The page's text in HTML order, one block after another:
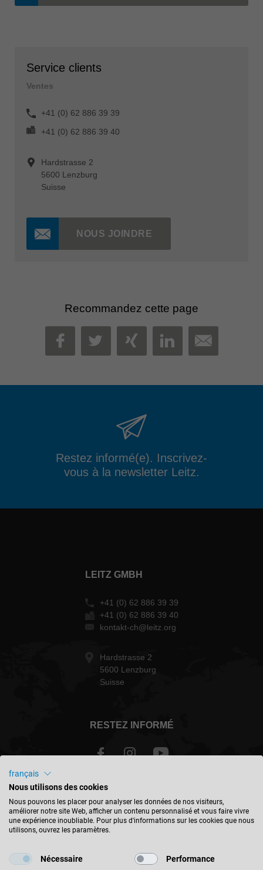
Service clients
Ventes
+41 (0) 62 886 39 39
+41 (0) 62 886 39 40
Hardstrasse 2
5600 Lenzburg
Suisse
NOUS JOINDRE
Recommandez cette page
FACEBOOK
TWITTER
XINGLINKEDIN
MAIL
Restez informé(e). Inscrivez-
vous à la newsletter Leitz.
LEITZ GMBH
+41 (0) 62 886 39 39
+41 (0) 62 886 39 40
kontakt-ch@leitz.org
Hardstrasse 2
5600 Lenzburg
Suisse
RESTEZ INFORMÉ
Schweiz - français
TROUVER UN EMPLACEMENT
français
Nous utilisons des cookies
Nous pouvons les placer pour analyser les données de nos visiteurs,
améliorer notre site Web, afficher un contenu personnalisé et vous faire vivre
une expérience inoubliable. Pour plus d'informations sur les cookies que nous
utilisons, ouvrez les paramètres.
Nécessaire Performance